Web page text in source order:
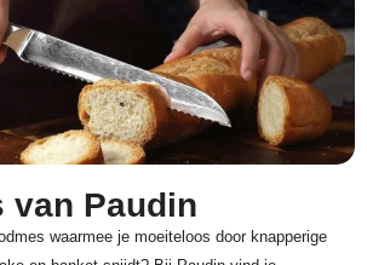
van Paudin
waarmee je moeiteloos door knapperige